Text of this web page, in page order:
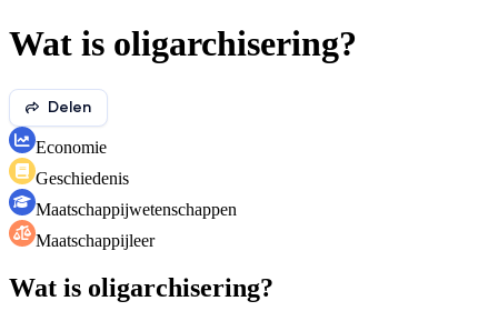
Wat is oligarchisering?
Delen
Economie
Geschiedenis
Maatschappij­wetenschappen
Maatschappijleer
Wat is oligarchisering?